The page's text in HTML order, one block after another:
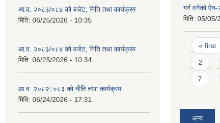
आ.व. २०८३/०८४ को बजेट, निति तथा कार्यक्रम
मिति: 06/25/2026 - 10:35
आ.व. २०८३/०८४ को बजेट, निति तथा कार्यक्रम
मिति: 06/25/2026 - 10:34
आ.व. २०८२÷०८३ को नीति तथा कार्यक्रम
मिति: 06/24/2026 - 17:31
गर्न वनेको
मिति: 05/05/
Pages
« first
2
7
अन्य